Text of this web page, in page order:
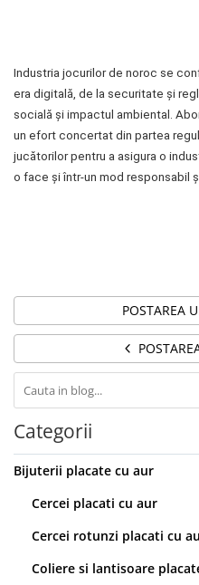
Industria jocurilor de noroc se
era digitală, de la securitate și
socială și impactul ambiental.
un efort concertat din partea
jucătorilor pentru a asigura o
o face și într-un mod responsabil
POSTAREA
Categorii
Bijuterii placate cu aur
Cercei placati cu aur
Cercei rotunzi placati cu
Coliere si lantisoare